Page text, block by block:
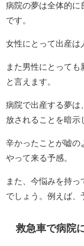
病院の夢は全体的に
です。
女性にとって出産は
また男性にとって
と言えます。
病院で出産する夢は
放されることを暗示
辛かったことが嘘の
やって来る予感。
また、今悩みを持
でしょう。例えば、
救急車で病院